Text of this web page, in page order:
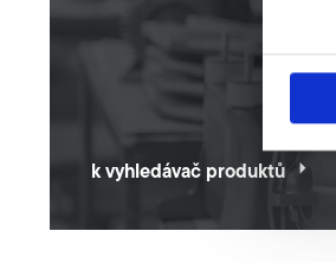
k vyhledávač produktů